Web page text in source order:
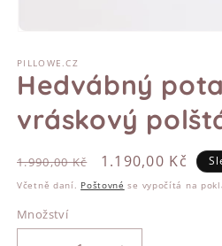
1
v
modálním
PILLOWE.CZ
Hedvábný
vráskový
Běžná
cena
1.990,00 Kč
Výprodejová
cena
1.190,00 Kč
Včetně daní. Poštovné se vypočítá na
Množství